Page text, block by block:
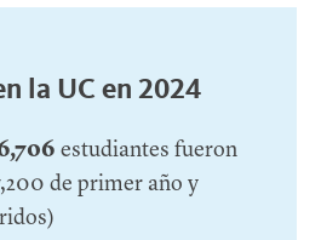
la UC en 2024
estudiantes fueron
de primer año y